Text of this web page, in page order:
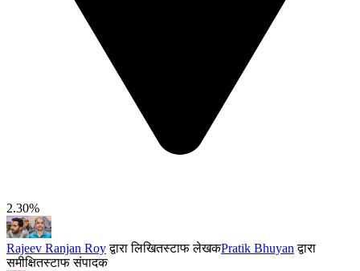
2.30%
Rajeev Ranjan Royद्वारा लिखितस्टाफ लेखकPratik Bhuyan द्वारा
समीक्षितस्टाफ संपादक